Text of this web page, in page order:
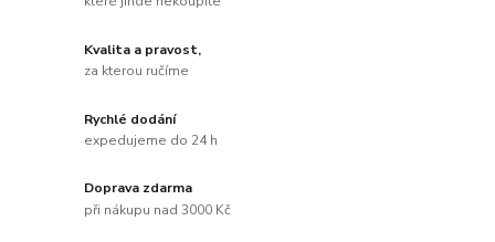
Kvalita a pravost,
za kterou ručíme
Rychlé dodání
expedujeme do 24 h
Doprava zdarma
při nákupu nad 3000 Kč